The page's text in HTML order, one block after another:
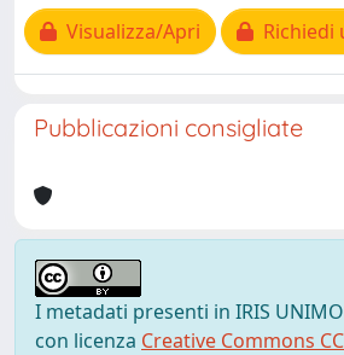
Visualizza/Apri
Richiedi
Pubblicazioni consigliate
I metadati presenti in IRIS
con licenza Creative Commons